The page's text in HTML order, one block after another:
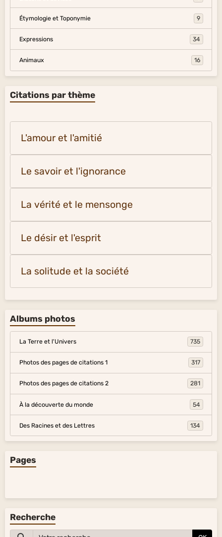
Étymologie et Toponymie 9
Expressions 34
Animaux 16
Citations par thème
L'amour et l'amitié
Le savoir et l'ignorance
La vérité et le mensonge
Le désir et l'esprit
La solitude et la société
Albums photos
La Terre et l'Univers 735
Photos des pages de citations 1 317
Photos des pages de citations 2 281
À la découverte du monde 54
Des Racines et des Lettres 134
Pages
Recherche